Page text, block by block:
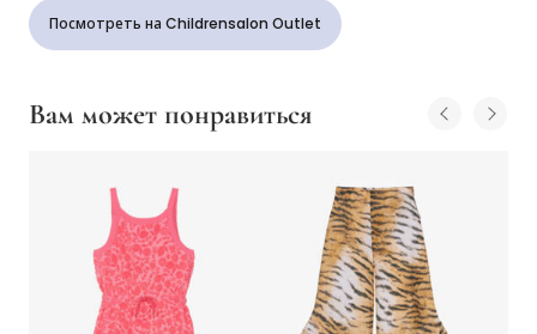
Посмотреть на Childrensalon Outlet
Вам может понравиться